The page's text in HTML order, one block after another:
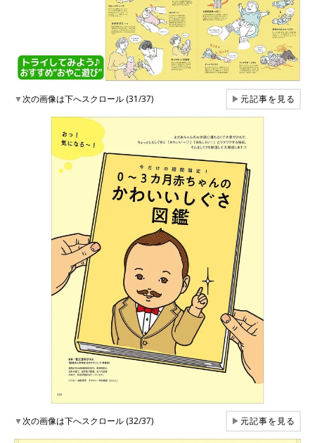
▼次の画像は下へスクロール (31/37) ▶元記事を見る
▼次の画像は下へスクロール (32/37) ▶元記事を見る